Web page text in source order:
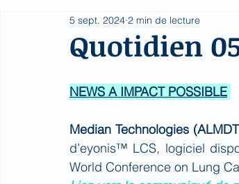
Quotidien
5 sept. 2024 2 min de lecture
NEWS A IMPACT POSSIBLE
Median Technologies
d’eyonis™ LCS, logiciel
World Conference on Lung